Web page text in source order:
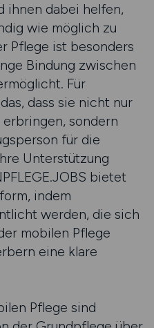
ihnen dabei helfen,
wie möglich zu
Pflege ist besonders
Bindung zwischen
Für
dass sie nicht nur
sondern
für die
Unterstützung
bietet
indem
werden, die sich
mobilen Pflege
eine klare
Pflege sind